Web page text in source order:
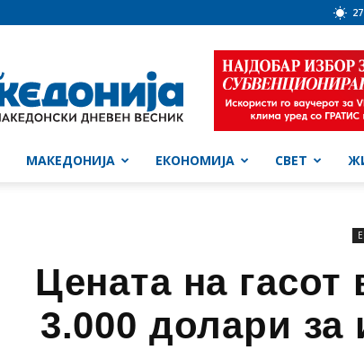
27
Македонија
МАКЕДОНИЈА ЕКОНОМИЈА СВЕТ
Цената на
3.000 долари за